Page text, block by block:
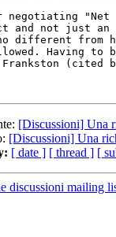
"Net
and not just an
different from
Having to
(cited
[Discussioni] Una
[Discussioni] Una
[ date ] [ thread ] [
discussioni mailing